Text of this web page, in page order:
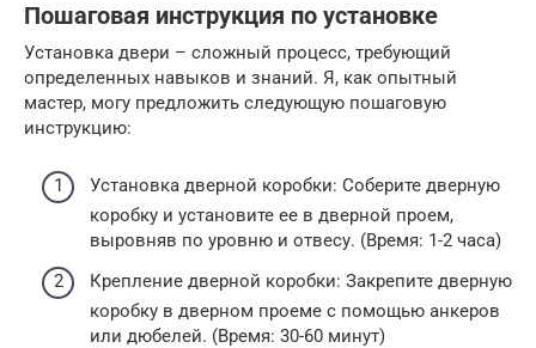
Пошаговая инструкция по установке
Установка двери – сложный процесс, требующий
определенных навыков и знаний. Я, как опытный
мастер, могу предложить следующую пошаговую
инструкцию:
Установка дверной коробки: Соберите дверную
коробку и установите ее в дверной проем,
выровняв по уровню и отвесу. (Время: 1-2 часа)
Крепление дверной коробки: Закрепите дверную
коробку в дверном проеме с помощью анкеров
или дюбелей. (Время: 30-60 минут)